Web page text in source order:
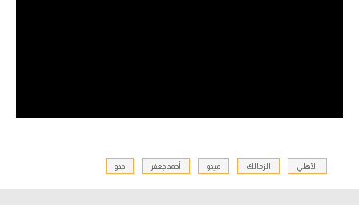
الأهلي الزمالك ميدو أحمد جعفر جدو